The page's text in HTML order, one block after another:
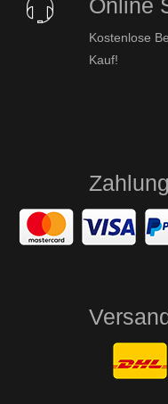
Online
Kostenlose
Kauf!